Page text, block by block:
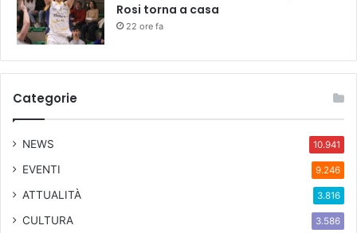
Rosi torna a casa
22 ore fa
Categorie
NEWS 10.941
EVENTI 9.246
ATTUALITÀ 3.816
CULTURA 3.586